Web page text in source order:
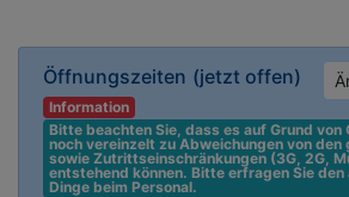
Öffnungszeiten (jetzt offen)
Information
Bitte beachten Sie, dass es auf Grund von
noch vereinzelt zu Abweichungen von den
sowie Zutrittseinschränkungen (3G, 2G,
entstehend können. Bitte erfragen Sie
Dinge beim Personal.